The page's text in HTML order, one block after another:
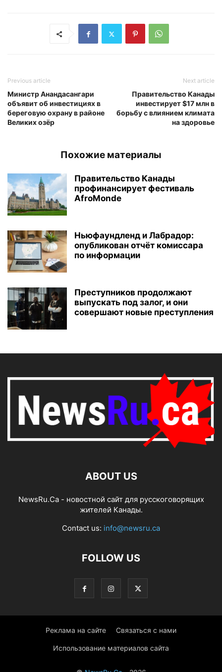
Previous article
Министр Анандасангари
объявит об инвестициях в
береговую охрану в районе
Великих озёр
Next article
Правительство Канады
инвестирует $17 млн в
борьбу с влиянием климата
на здоровье
Похожие материалы
Правительство Канады
профинансирует фестиваль
AfroMonde
Ньюфаундленд и Лабрадор:
опубликован отчёт комиссара
по информации
Преступников продолжают
выпускать под залог, и они
совершают новые преступления
ABOUT US
NewsRu.Ca - новостной сайт для русскоговорящих
жителей Канады.
Contact us: info@newsru.ca
FOLLOW US
Реклама на сайте Связаться с нами
Использование материалов сайта